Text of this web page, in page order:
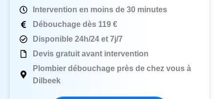
Intervention en moins de 30 minutes
Débouchage dès 119 €
Disponible 24h/24 et 7j/7
Devis gratuit avant intervention
Plombier débouchage près de chez vous à
Dilbeek